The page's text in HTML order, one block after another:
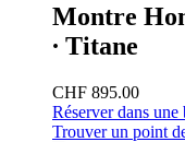
Montre
∙ Titane
CHF 895.00
Réserver dans une
Trouver un point